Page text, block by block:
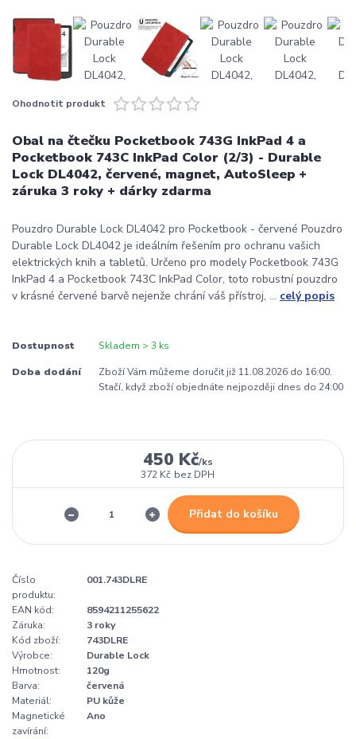
Ohodnotit produkt
Obal na čtečku Pocketbook 743G InkPad 4 a
Pocketbook 743C InkPad Color (2/3) - Durable
Lock DL4042, červené, magnet, AutoSleep +
záruka 3 roky + dárky zdarma
Pouzdro Durable Lock DL4042 pro Pocketbook - červené Pouzdro
Durable Lock DL4042 je ideálním řešením pro ochranu vašich
elektrických knih a tabletů. Určeno pro modely Pocketbook 743G
InkPad 4 a Pocketbook 743C InkPad Color, toto robustní pouzdro
v krásné červené barvě nejenže chrání váš přístroj, ... celý popis
Dostupnost Skladem > 3 ks
Doba dodání
Zboží Vám můžeme doručit již 11.08.2026 do 16:00.
Stačí, když zboží objednáte nejpozději dnes do 24:00
450 Kč/ks
372 Kč bez DPH
Přidat do košíku
Číslo
produktu:
001.743DLRE
EAN kód:
8594211255622
Záruka:
3 roky
Kód zboží:
743DLRE
Výrobce:
Durable Lock
Hmotnost:
120g
Barva:
červená
Materiál:
PU kůže
Magnetické
zavírání:
Ano